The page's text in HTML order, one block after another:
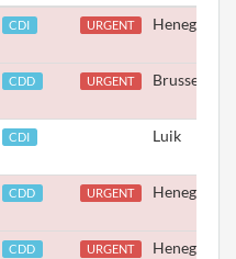
CDI URGENT
CDD URGENT Brussel
CDI Luik
CDD URGENT
CDD URGENT